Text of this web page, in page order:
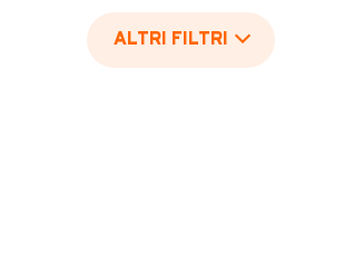
Elettrico
Idrogeno
ALTRI FILTRI